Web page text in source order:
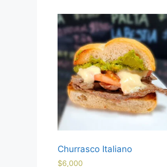
Churrasco Italiano
$6,000